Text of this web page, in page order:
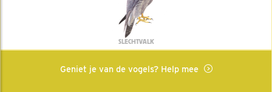
SLECHTVALK
Geniet je van de vogels? Help mee